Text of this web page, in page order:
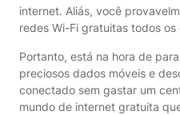
internet. Aliás, você
redes Wi-Fi gratuitas todos os
Portanto, está na hora de
preciosos dados móveis e
conectado sem gastar um
mundo de internet gratuita